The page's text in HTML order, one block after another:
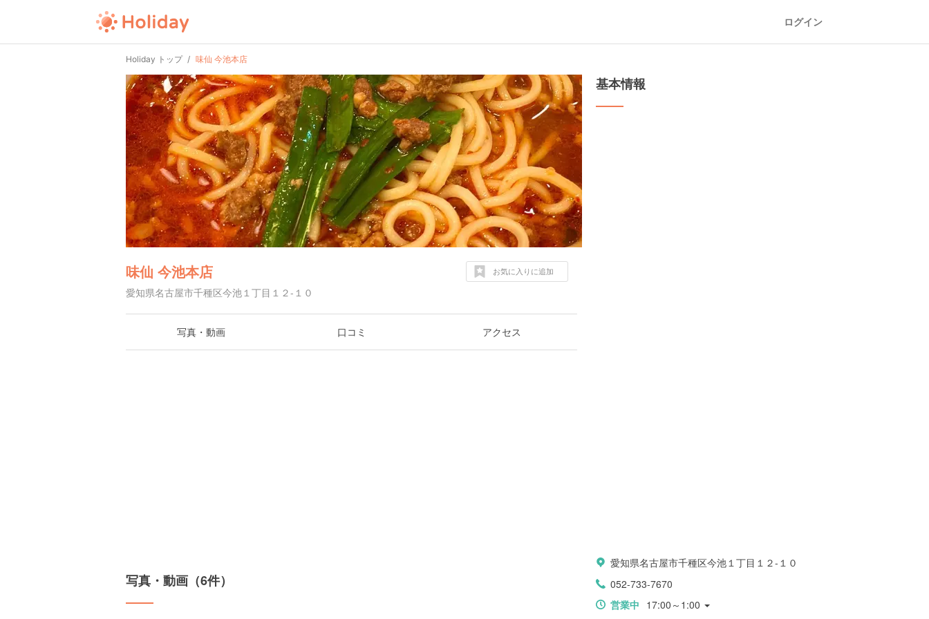
ログイン
Holiday トップ 味仙 今池本店
味仙 今池本店
愛知県名古屋市千種区今池１丁目１２-１０
お気に入りに追加
写真・動画 口コミ アクセス
写真・動画（6件）
基本情報
愛知県名古屋市千種区今池１丁目１２-１０
052-733-7670
営業中 17:00～1:00